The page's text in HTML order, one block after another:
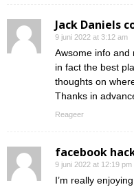
Jack Daniels
9 juni 2022 at 3:12 am
Awsome info and
in fact the best
thoughts on
Thanks in
Reageer
facebook
9 juni 2022 at 12:19 pm
I’m really